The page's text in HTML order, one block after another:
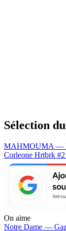
Sélection
MAHMOUMA —
Corleone Hrtbrk
On aime
Notre Dame —